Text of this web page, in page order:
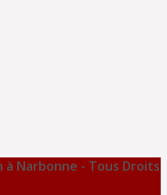
Narbonne - Tous Droits